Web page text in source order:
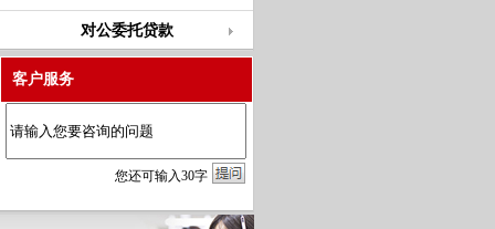
对公委托贷款
客户服务
您还可输入30字